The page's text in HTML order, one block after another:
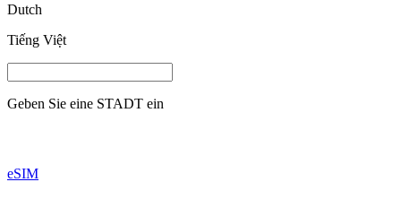
Dutch
Tiếng Việt
Geben Sie eine STADT ein
eSIM